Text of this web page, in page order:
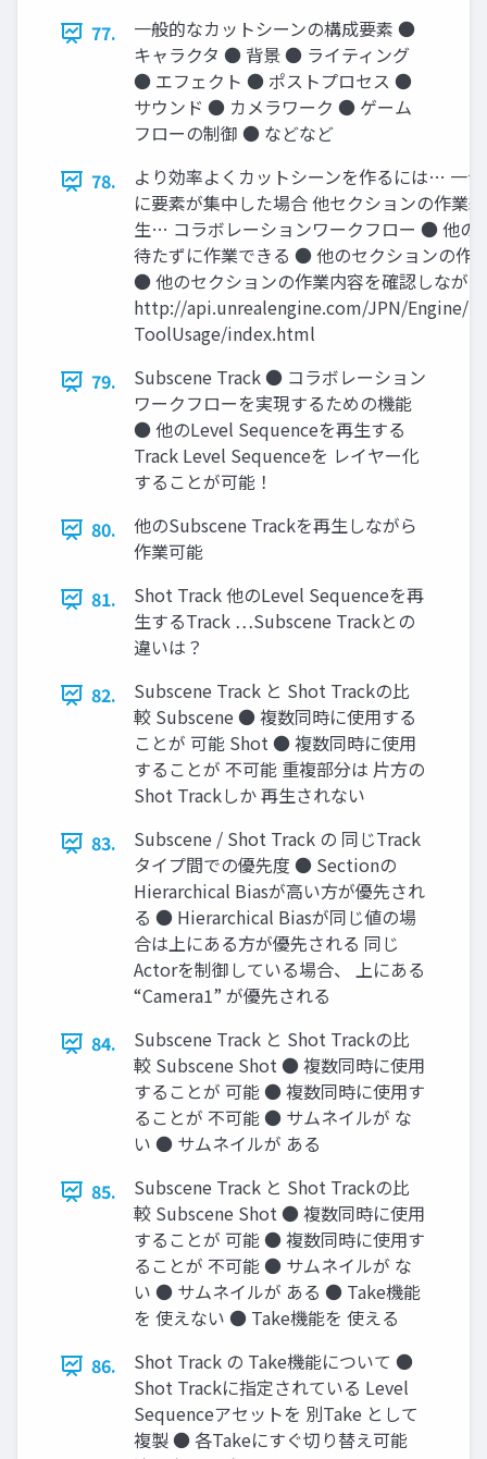
77.
一般的なカットシーンの構成要素 ●
キャラクタ ● 背景 ● ライティング
● エフェクト ● ポストプロセス ●
サウンド ● カメラワーク ● ゲーム
フローの制御 ● などなど
78.
より効率よくカットシーンを作るには… 一
に要素が集中した場合 他セクションの作業
生… コラボレーションワークフロー ● 他の
待たずに作業できる ● 他のセクションの作
● 他のセクションの作業内容を確認しなが
http://api.unrealengine.com/JPN/Engine/
ToolUsage/index.html
79.
Subscene Track ● コラボレーション
ワークフローを実現するための機能
● 他のLevel Sequenceを再生する
Track Level Sequenceを レイヤー化
することが可能！
80.
他のSubscene Trackを再生しながら
作業可能
81.
Shot Track 他のLevel Sequenceを再
生するTrack …Subscene Trackとの
違いは？
82.
Subscene Track と Shot Trackの比
較 Subscene ● 複数同時に使用する
ことが 可能 Shot ● 複数同時に使用
することが 不可能 重複部分は 片方の
Shot Trackしか 再生されない
83.
Subscene / Shot Track の 同じTrack
タイプ間での優先度 ● Sectionの
Hierarchical Biasが高い方が優先され
る ● Hierarchical Biasが同じ値の場
合は上にある方が優先される 同じ
Actorを制御している場合、 上にある
“Camera1” が優先される
84.
Subscene Track と Shot Trackの比
較 Subscene Shot ● 複数同時に使用
することが 可能 ● 複数同時に使用す
ることが 不可能 ● サムネイルが な
い ● サムネイルが ある
85.
Subscene Track と Shot Trackの比
較 Subscene Shot ● 複数同時に使用
することが 可能 ● 複数同時に使用す
ることが 不可能 ● サムネイルが な
い ● サムネイルが ある ● Take機能
を 使えない ● Take機能を 使える
86.
Shot Track の Take機能について ●
Shot Trackに指定されている Level
Sequenceアセットを 別Take として
複製 ● 各Takeにすぐ切り替え可能